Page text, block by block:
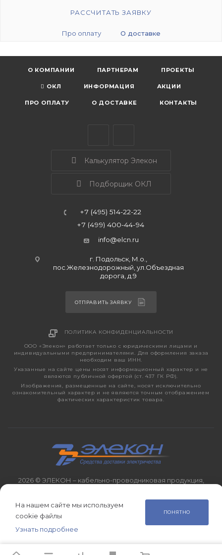
РАССЧИТАТЬ ЗАЯВКУ
Про оплату О доставке
О КОМПАНИИ ПАРТНЕРАМ ПРОЕКТЫ
ОКЛ ИНФОРМАЦИЯ АКЦИИ
ПРО ОПЛАТУ О ДОСТАВКЕ КОНТАКТЫ
Калькулятор Элекон
Подборщик ОКЛ
+7 (495) 514-22-22
+7 (499) 400-44-94
info@elcn.ru
г. Подольск, М.о.,
пос.Железнодорожный, ул.Объездная
дорога, д.9
ОТПРАВИТЬ ЗАЯВКУ
ПОЛИТИКА КОНФИДЕНЦИАЛЬНОСТИ
ООО «Элекон» работает только с юридическими лицами и
индивидуальными предпринимателями. Для оформления заказа
необходим ваш ИНН.
Указанные на сайте цены носят информационный характер и не
являются публичной офертой (ст. 437 ГК РФ).
Изображения, размещенные на сайте, носят исключительно
ознакомительный характер и не являются точным отображением
фактических характеристик товара.
2026 © ЭЛЕКОН – кабельно-проводниковая продукция,
На нашем сайте мы используем
cookie файлы
Узнать подробнее
ПОНЯТНО